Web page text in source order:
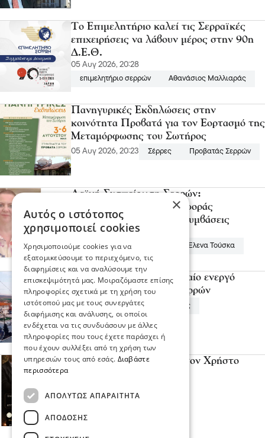
Το Επιμελητήριο καλεί τις Σερραϊκές
επιχειρήσεις να λάβουν μέρος στην 90η
Δ.Ε.Θ.
05 Αυγ 2026, 20:28
επιμελητήριο σερρών Αθανάσιος Μαλλιαράς
Πανηγυρικές Εκδηλώσεις στην
κοινότητα Προβατά για τον Εορτασμό της
Μεταμόρφωσης του Σωτήρος
05 Αυγ 2026, 20:23 Σέρρες Προβατάς Σερρών
Λαϊκή Συσπείρωση Σερρών:
"κατεπείγουσα" δια περιφοράς
συνεδρίαση για σοβαρές συμβάσεις
05 Αυγ 2026, 19:49
Λαϊκή Συσπείρωση Σερρών Έλενα Τούσκα
Νέος Σκοπός: Το τελευταίο ενεργό
δημοτικό σφαγείο των Σερρών
05 Αυγ 2026, 19:35 Νέος Σκοπός
Η Ηράκλεια υποδέχεται τον Χρήστο
×
Αυτός ο ιστότοπος
χρησιμοποιεί cookies
Χρησιμοποιούμε cookies για να
εξατομικεύσουμε το περιεχόμενο, τις
διαφημίσεις και να αναλύσουμε την
επισκεψιμότητά μας. Μοιραζόμαστε επίσης
πληροφορίες σχετικά με τη χρήση του
ιστότοπού μας με τους συνεργάτες
διαφήμισης και ανάλυσης, οι οποίοι
ενδέχεται να τις συνδυάσουν με άλλες
πληροφορίες που τους έχετε παράσχει ή
που έχουν συλλέξει από τη χρήση των
υπηρεσιών τους από εσάς. Διαβάστε
περισσότερα
ΑΠΟΛΎΤΩΣ ΑΠΑΡΑΊΤΗΤΑ
ΑΠΌΔΟΣΗΣ